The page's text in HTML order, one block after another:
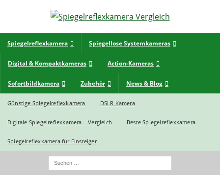
Spiegelreflexkamera Spiegellose Systemkameras
Digital & Kompaktkameras Action-Kameras
Sofortbildkamera Zubehör News & Blog
Günstige Spiegelreflexkamera DSLR Kamera
Digitale Spiegelreflexkamera – Vergleich Beste Spiegelreflexkamera
Spiegelreflexkamera für Einsteiger